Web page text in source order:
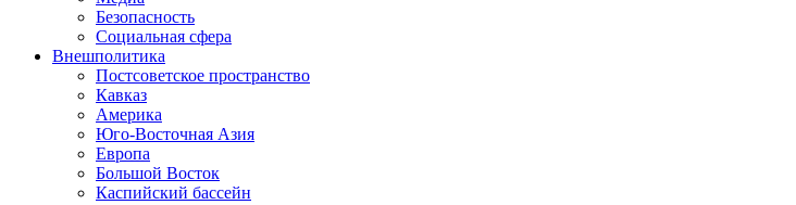
Безопасность
Социальная сфера
Внешполитика
Постсоветское пространство
Кавказ
Америка
Юго-Восточная Азия
Европа
Большой Восток
Каспийский бассейн